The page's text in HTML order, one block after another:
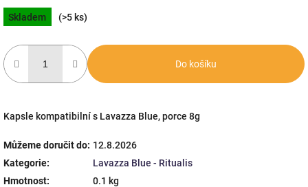
Měrná
cena:
Skladem (>5 ks)
Do košíku
Kapsle kompatibilní s Lavazza Blue, porce 8g
Můžeme doručit do: 12.8.2026
Kategorie:
Lavazza Blue - Ritualis
Hmotnost: 0.1 kg